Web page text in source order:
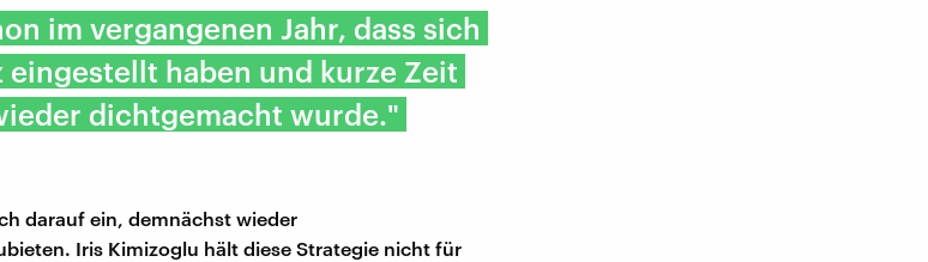
im vergangenen Jahr, dass sich
eingestellt haben und kurze Zeit
dichtgemacht wurde."
darauf ein, demnächst wieder
Iris Kimizoglu hält diese Strategie nicht für